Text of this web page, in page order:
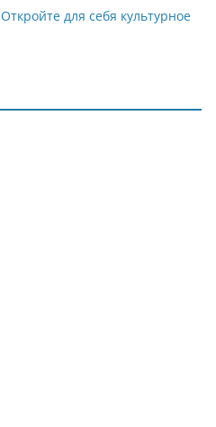
для себя культурное